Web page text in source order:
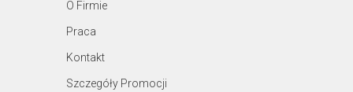
O Firmie
Praca
Kontakt
Szczegóły Promocji